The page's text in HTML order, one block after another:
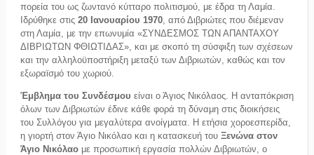
πορεία του ως ζωντανό κύτταρο πολιτισμού, με έδρα τη Λαμία.
Ιδρύθηκε στις 20 Ιανουαρίου 1970, από Διβριώτες που διέμεναν
στη Λαμία, με την επωνυμία «ΣΥΝΔΕΣΜΟΣ ΤΩΝ ΑΠΑΝΤΑΧΟΥ
ΔΙΒΡΙΩΤΩΝ ΦΘΙΩΤΙΔΑΣ», και με σκοπό τη σύσφιξη των σχέσεων
και την αλληλοϋποστήριξη μεταξύ των Διβριωτών, καθώς και τον
εξωραϊσμό του χωριού.
Έμβλημα του Συνδέσμου είναι ο Άγιος Νικόλαος. Η ανταπόκριση
όλων των Διβριωτών έδινε κάθε φορά τη δύναμη στις διοικήσεις
του Συλλόγου για μεγαλύτερα ανοίγματα. Η ετήσια χοροεσπερίδα,
η γιορτή στον Άγιο Νικόλαο και η κατασκευή του Ξενώνα στον
Άγιο Νικόλαομε προσωπική εργασία πολλών Διβριωτών, ο